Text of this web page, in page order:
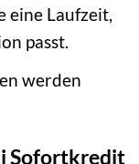
eine Laufzeit,
passt.
werden
Sofortkredit